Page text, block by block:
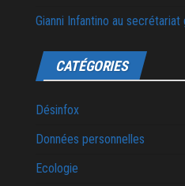
Gianni Infantino au secrétariat
CATÉGORIES
Désinfox
Données personnelles
Ecologie